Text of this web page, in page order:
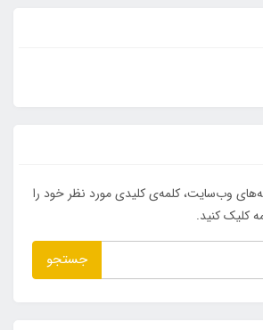
وب‌سایت، کلمه‌ی کلیدی مورد نظر خود را
کلیک کنید.
جستجو